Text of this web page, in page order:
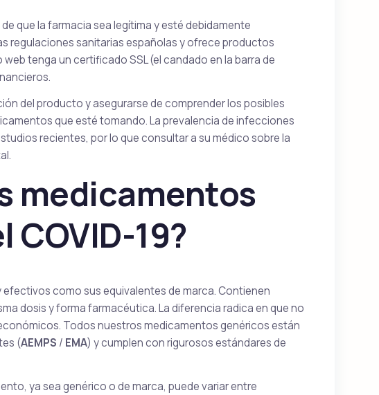
que la farmacia sea legítima y esté debidamente
regulaciones sanitarias españolas y ofrece productos
tenga un certificado SSL (el candado en la barra de
del producto y asegurarse de comprender los posibles
que esté tomando. La prevalencia de infecciones
recientes, por lo que consultar a su médico sobre la
medicamentos
COVID-19?
efectivos como sus equivalentes de marca. Contienen
dosis y forma farmacéutica. La diferencia radica en que no
Todos nuestros medicamentos genéricos están
(AEMPS / EMA) y cumplen con rigurosos estándares de
ya sea genérico o de marca, puede variar entre